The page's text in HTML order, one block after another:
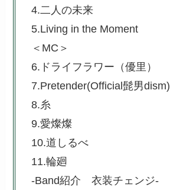
4.二人の未来
5.Living in the Moment
＜MC＞
6.ドライフラワー（優里）
7.Pretender(Official髭男dism)
8.糸
9.愛燦燦
10.道しるべ
11.輪廻
-Band紹介 衣装チェンジ-